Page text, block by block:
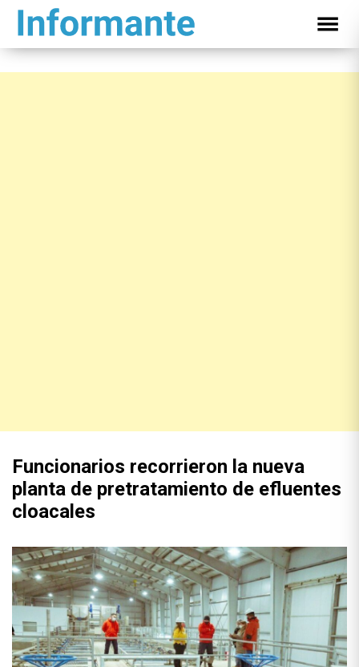
Funcionarios recorrieron la nueva
planta de pretratamiento de efluentes
cloacales